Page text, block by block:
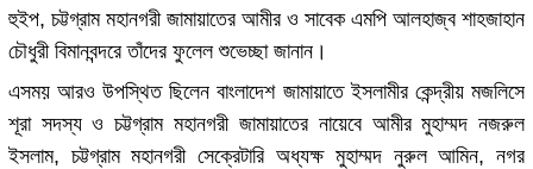
হুইপ, চট্টগ্রাম মহানগরী জামায়াতের আমীর ও সাবেক এমপি আলহাজ্ব শাহজাহান
চৌধুরী বিমানবন্দরে তাঁদের ফুলেল শুভেচ্ছা জানান।
এসময় আরও উপস্থিত ছিলেন বাংলাদেশ জামায়াতে ইসলামীর কেন্দ্রীয় মজলিসে
শূরা সদস্য ও চট্টগ্রাম মহানগরী জামায়াতের নায়েবে আমীর মুহাম্মদ নজরুল
ইসলাম, চট্টগ্রাম মহানগরী সেক্রেটারি অধ্যক্ষ মুহাম্মদ নুরুল আমিন, নগর